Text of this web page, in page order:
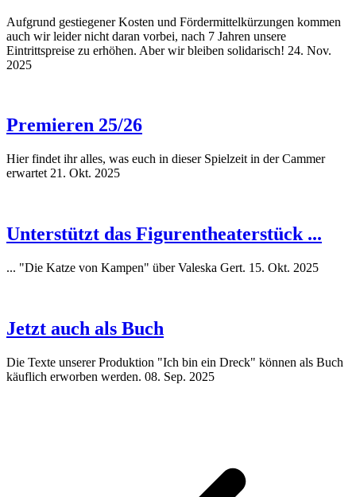
Aufgrund gestiegener Kosten und Fördermittelkürzungen kommen
auch wir leider nicht daran vorbei, nach 7 Jahren unsere
Eintrittspreise zu erhöhen. Aber wir bleiben solidarisch! 24. Nov.
2025
Premieren 25/26
Hier findet ihr alles, was euch in dieser Spielzeit in der Cammer
erwartet 21. Okt. 2025
Unterstützt das Figurentheaterstück ...
... "Die Katze von Kampen" über Valeska Gert. 15. Okt. 2025
Jetzt auch als Buch
Die Texte unserer Produktion "Ich bin ein Dreck" können als Buch
käuflich erworben werden. 08. Sep. 2025